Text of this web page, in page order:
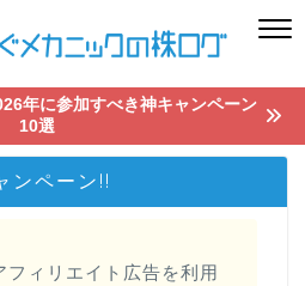
年に参加すべき神キャンペーン
10選
ンペーン!!
ィリエイト広告を利用